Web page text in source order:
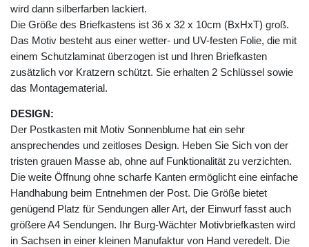
wird dann silberfarben lackiert.
Die Größe des Briefkastens ist 36 x 32 x 10cm (BxHxT) groß.
Das Motiv besteht aus einer wetter- und UV-festen Folie, die mit
einem Schutzlaminat überzogen ist und Ihren Briefkasten
zusätzlich vor Kratzern schützt. Sie erhalten 2 Schlüssel sowie
das Montagematerial.
DESIGN:
Der Postkasten mit Motiv Sonnenblume hat ein sehr
ansprechendes und zeitloses Design. Heben Sie Sich von der
tristen grauen Masse ab, ohne auf Funktionalität zu verzichten.
Die weite Öffnung ohne scharfe Kanten ermöglicht eine einfache
Handhabung beim Entnehmen der Post. Die Größe bietet
genügend Platz für Sendungen aller Art, der Einwurf fasst auch
größere A4 Sendungen. Ihr Burg-Wächter Motivbriefkasten wird
in Sachsen in einer kleinen Manufaktur von Hand veredelt. Die